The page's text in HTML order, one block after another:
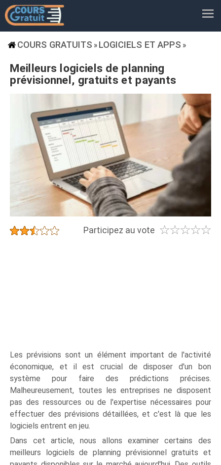
COURS GRATUITS » LOGICIELS ET APPS »
Meilleurs logiciels de planning
prévisionnel, gratuits et payants
Participez au vote ☆☆☆☆☆
★★★★★
Les prévisions sont un élément important de l'activité
économique, et il est crucial de disposer d'un bon
système pour faire des prédictions précises.
Malheureusement, toutes les entreprises ne disposent
pas des ressources ou de l'expertise nécessaires pour
effectuer des prévisions détaillées, et c'est là que les
logiciels entrent en jeu.
Dans cet article, nous allons examiner certains des
meilleurs logiciels de planning prévisionnel gratuits et